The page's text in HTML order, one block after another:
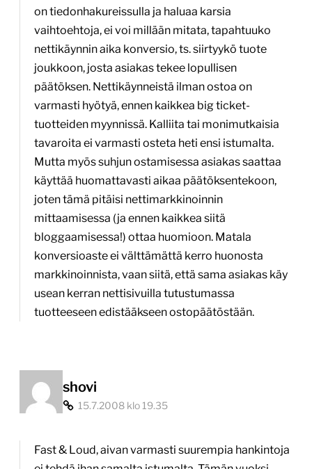
on tiedonhakureissulla ja haluaa karsia
vaihtoehtoja, ei voi millään mitata, tapahtuuko
nettikäynnin aika konversio, ts. siirtyykö tuote
joukkoon, josta asiakas tekee lopullisen
päätöksen. Nettikäynneistä ilman ostoa on
varmasti hyötyä, ennen kaikkea big ticket-
tuotteiden myynnissä. Kalliita tai monimutkaisia
tavaroita ei varmasti osteta heti ensi istumalta.
Mutta myös suhjun ostamisessa asiakas saattaa
käyttää huomattavasti aikaa päätöksentekoon,
joten tämä pitäisi nettimarkkinoinnin
mittaamisessa (ja ennen kaikkea siitä
bloggaamisessa!) ottaa huomioon. Matala
konversioaste ei välttämättä kerro huonosta
markkinoinnista, vaan siitä, että sama asiakas käy
usean kerran nettisivuilla tutustumassa
tuotteeseen edistääkseen ostopäätöstään.
shovi
15.7.2008 klo 19.35
Fast & Loud, aivan varmasti suurempia hankintoja